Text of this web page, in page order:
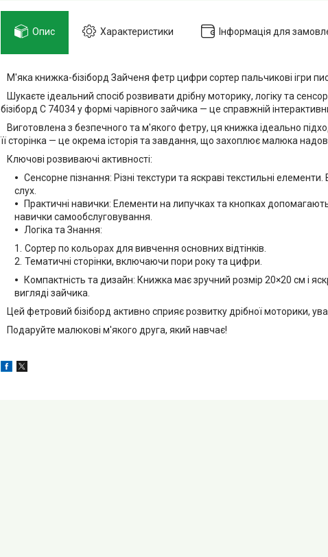
Опис Характеристики Інформація для
М'яка книжка-бізіборд Зайченя фетр цифри сортер пальчикові ігри
Шукаєте ідеальний спосіб розвивати дрібну моторику, логіку та
бізіборд C 74034 у формі чарівного зайчика — це справжній
Виготовлена з безпечного та м'якого фетру, ця книжка ідеально
її сторінка — це окрема історія та завдання, що захоплює малюка
Ключові розвиваючі активності:
Сенсорне пізнання: Різні текстури та яскраві текстильні
слух.
Практичні навички: Елементи на липучках та кнопках
навички самообслуговування.
Логіка та Знання:
Сортер по кольорах для вивчення основних відтінків.
Тематичні сторінки, включаючи пори року та цифри.
Компактність та дизайн: Книжка має зручний розмір 20×20 см і
вигляді зайчика.
Цей фетровий бізіборд активно сприяє розвитку дрібної моторики,
Подаруйте малюкові м'якого друга, який навчає!